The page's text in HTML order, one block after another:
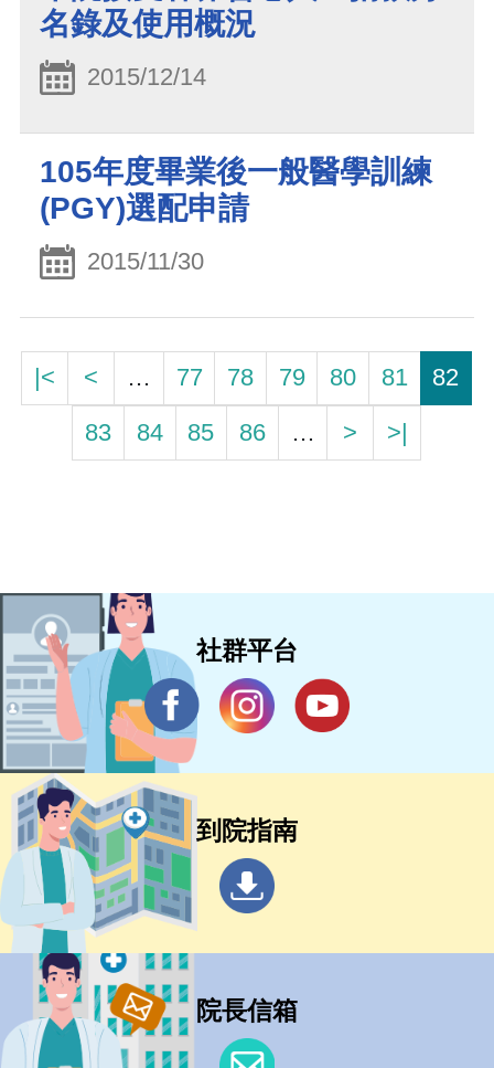
名錄及使用概況
2015/12/14
105年度畢業後一般醫學訓練
(PGY)選配申請
2015/11/30
|< < … 77 78 79 80 81
82
83
84 85 86 … > >|
社群平台
到院指南
院長信箱